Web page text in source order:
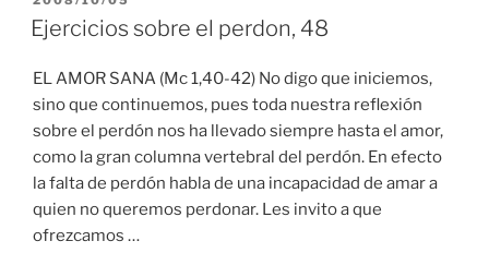
49”
EL
Ejercicios sobre el perdon, 48
EL AMOR SANA (Mc 1,40-42) No digo que iniciemos,
sino que continuemos, pues toda nuestra reflexión
sobre el perdón nos ha llevado siempre hasta el amor,
como la gran columna vertebral del perdón. En efecto
la falta de perdón habla de una incapacidad de amar a
quien no queremos perdonar. Les invito a que
ofrezcamos …